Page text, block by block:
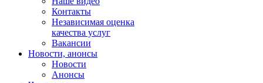
Контакты
Независимая оценка
качества услуг
Вакансии
Новости, анонсы
Новости
Анонсы